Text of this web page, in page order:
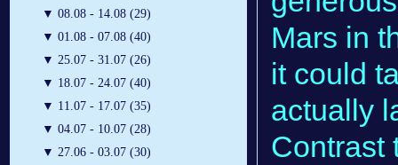
▼ 08.08 - 14.08 (29)
▼ 01.08 - 07.08 (40)
▼ 25.07 - 31.07 (26)
▼ 18.07 - 24.07 (40)
▼ 11.07 - 17.07 (35)
▼ 04.07 - 10.07 (28)
▼ 27.06 - 03.07 (30)
Mars in
it could
actually
Contrast